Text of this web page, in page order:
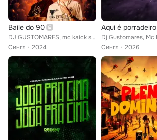
Baile do 90
DJ GUSTOMARES, mc kaick sk, MC RD OFICIAL feat. Menor NV
Сингл
2024
Aqui é porradeiro
Сингл
2026